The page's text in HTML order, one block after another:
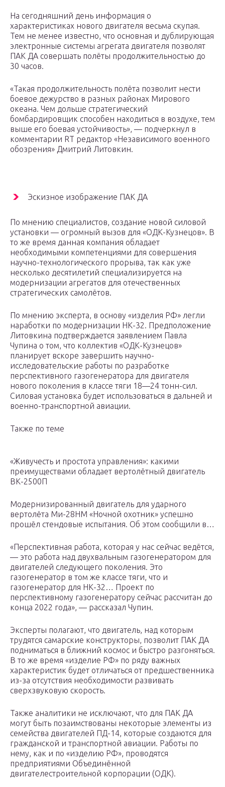
На сегодняшний день информация о
характеристиках нового двигателя весьма скупая.
Тем не менее известно, что основная и дублирующая
электронные системы агрегата двигателя позволят
ПАК ДА совершать полёты продолжительностью до
30 часов.
«Такая продолжительность полёта позволит нести
боевое дежурство в разных районах Мирового
океана. Чем дольше стратегический
бомбардировщик способен находиться в воздухе, тем
выше его боевая устойчивость», — подчеркнул в
комментарии RT редактор «Независимого военного
обозрения» Дмитрий Литовкин.
Эскизное изображение ПАК ДА
По мнению специалистов, создание новой силовой
установки — огромный вызов для «ОДК-Кузнецов». В
то же время данная компания обладает
необходимыми компетенциями для совершения
научно-технологического прорыва, так как уже
несколько десятилетий специализируется на
модернизации агрегатов для отечественных
стратегических самолётов.
По мнению эксперта, в основу «изделия РФ» легли
наработки по модернизации НК-32. Предположение
Литовкина подтверждается заявлением Павла
Чупина о том, что коллектив «ОДК-Кузнецов»
планирует вскоре завершить научно-
исследовательские работы по разработке
перспективного газогенератора для двигателя
нового поколения в классе тяги 18—24 тонн-сил.
Силовая установка будет использоваться в дальней и
военно-транспортной авиации.
Также по теме
«Живучесть и простота управления»: какими
преимуществами обладает вертолётный двигатель
ВК-2500П
Модернизированный двигатель для ударного
вертолёта Ми-28НМ «Ночной охотник» успешно
прошёл стендовые испытания. Об этом сообщили в…
«Перспективная работа, которая у нас сейчас ведётся,
— это работа над двухвальным газогенератором для
двигателей следующего поколения. Это
газогенератор в том же классе тяги, что и
газогенератор для НК-32… Проект по
перспективному газогенератору сейчас рассчитан до
конца 2022 года», — рассказал Чупин.
Эксперты полагают, что двигатель, над которым
трудятся самарские конструкторы, позволит ПАК ДА
подниматься в ближний космос и быстро разгоняться.
В то же время «изделие РФ» по ряду важных
характеристик будет отличаться от предшественника
из-за отсутствия необходимости развивать
сверхзвуковую скорость.
Также аналитики не исключают, что для ПАК ДА
могут быть позаимствованы некоторые элементы из
семейства двигателей ПД-14, которые создаются для
гражданской и транспортной авиации. Работы по
нему, как и по «изделию РФ», проводятся
предприятиями Объединённой
двигателестроительной корпорации (ОДК).